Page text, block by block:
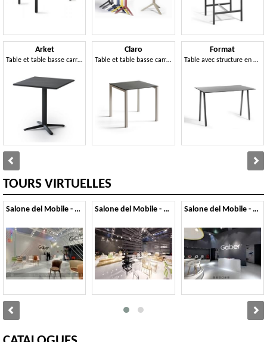
Arket
Table et table basse carrées ou rondes en métal avec base à 3 ou 4 branches
Claro
Table et table basse carrée ou rectangulaire avec structure en métal
Format
Table avec structure en métal peint et plateau en Compactop
TOURS VIRTUELLES
Salone del Mobile - 2014 Salone del Mobile - 2013 Salone del Mobile - 2012